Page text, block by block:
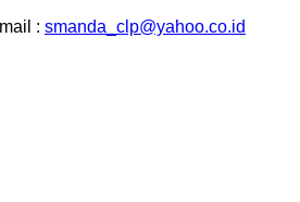
: smanda_clp@yahoo.co.id